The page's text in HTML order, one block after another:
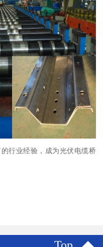
行业经验，成为光伏电缆桥